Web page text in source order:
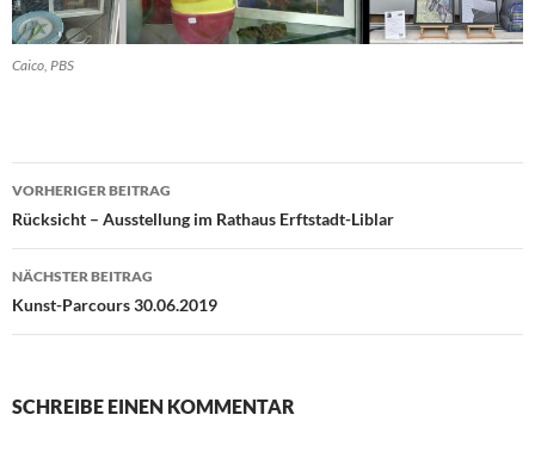
Caico, PBS
Beitragsnavigation
VORHERIGER BEITRAG
Rücksicht – Ausstellung im Rathaus Erftstadt-Liblar
NÄCHSTER BEITRAG
Kunst-Parcours 30.06.2019
SCHREIBE EINEN KOMMENTAR